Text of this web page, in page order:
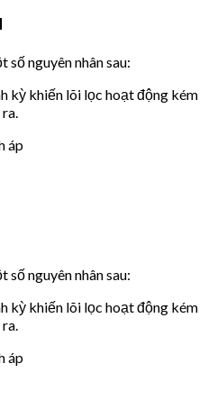
nguyên nhân sau:
kỳ khiến lõi lọc hoạt động kém
áp
nguyên nhân sau:
kỳ khiến lõi lọc hoạt động kém
áp